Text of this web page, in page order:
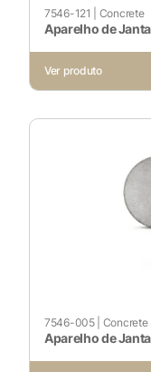
7546-121 Concrete
Aparelho de
Ver produto
7546-005| Concrete
Aparelho de